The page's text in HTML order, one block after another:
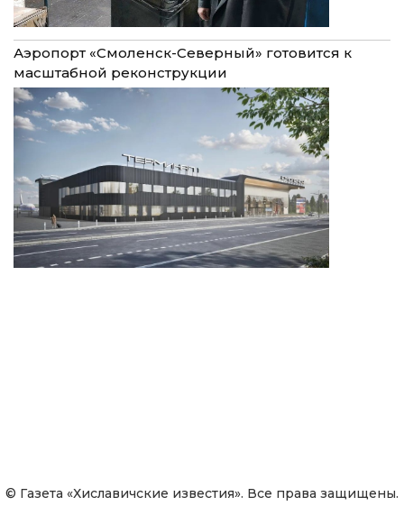
Аэропорт «Смоленск-Северный» готовится к
масштабной реконструкции
© Газета «Хиславичские известия». Все права защищены.